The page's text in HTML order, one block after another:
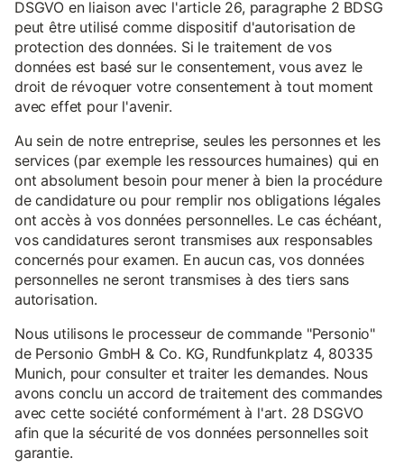
DSGVO en liaison avec l'article 26, paragraphe 2 BDSG
peut être utilisé comme dispositif d'autorisation de
protection des données. Si le traitement de vos
données est basé sur le consentement, vous avez le
droit de révoquer votre consentement à tout moment
avec effet pour l'avenir.
Au sein de notre entreprise, seules les personnes et les
services (par exemple les ressources humaines) qui en
ont absolument besoin pour mener à bien la procédure
de candidature ou pour remplir nos obligations légales
ont accès à vos données personnelles. Le cas échéant,
vos candidatures seront transmises aux responsables
concernés pour examen. En aucun cas, vos données
personnelles ne seront transmises à des tiers sans
autorisation.
Nous utilisons le processeur de commande "Personio"
de Personio GmbH & Co. KG, Rundfunkplatz 4, 80335
Munich, pour consulter et traiter les demandes. Nous
avons conclu un accord de traitement des commandes
avec cette société conformément à l'art. 28 DSGVO
afin que la sécurité de vos données personnelles soit
garantie.